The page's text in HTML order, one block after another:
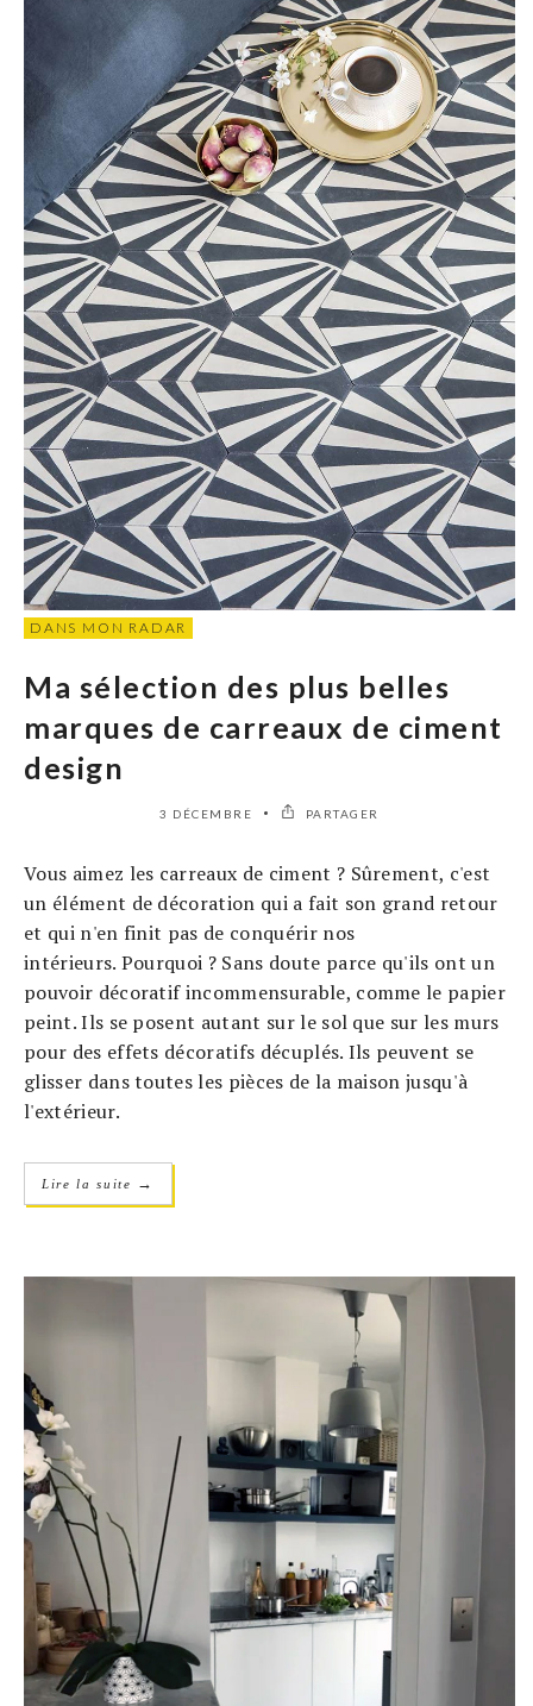
DANS MON RADAR
Ma sélection des plus belles
marques de carreaux de ciment
design
3 DÉCEMBRE PARTAGER
Vous aimez les carreaux de ciment ? Sûrement, c'est
un élément de décoration qui a fait son grand retour
et qui n'en finit pas de conquérir nos
intérieurs. Pourquoi ? Sans doute parce qu'ils ont un
pouvoir décoratif incommensurable, comme le papier
peint. Ils se posent autant sur le sol que sur les murs
pour des effets décoratifs décuplés. Ils peuvent se
glisser dans toutes les pièces de la maison jusqu'à
l'extérieur.
Lire la suite →